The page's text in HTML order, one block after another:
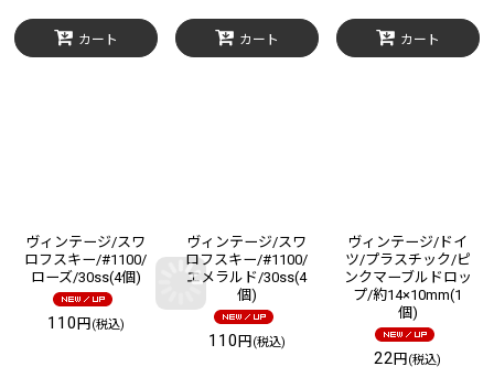
カート カート カート
ヴィンテージ/スワ
ロフスキー/#1100/
ローズ/30ss(4個)
110 円 (税込)
ヴィンテージ/スワ
ロフスキー/#1100/
エメラルド/30ss(4
個)
110 円 (税込)
ヴィンテージ/ドイ
ツ/プラスチック/ピ
ンクマーブルドロッ
プ/約14×10mm(1
個)
22円 (税込)